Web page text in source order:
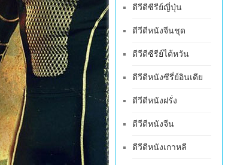
ดีวีดีซีรีย์ญี่ปุ่น
ดีวีดีหนังจีนชุด
ดีวีดีซีรีย์ไต้หวัน
ดีวีดีหนังซีรี่ย์อินเดีย
ดีวีดีหนังฝรั่ง
ดีวีดีหนังจีน
ดีวีดีหนังเกาหลี